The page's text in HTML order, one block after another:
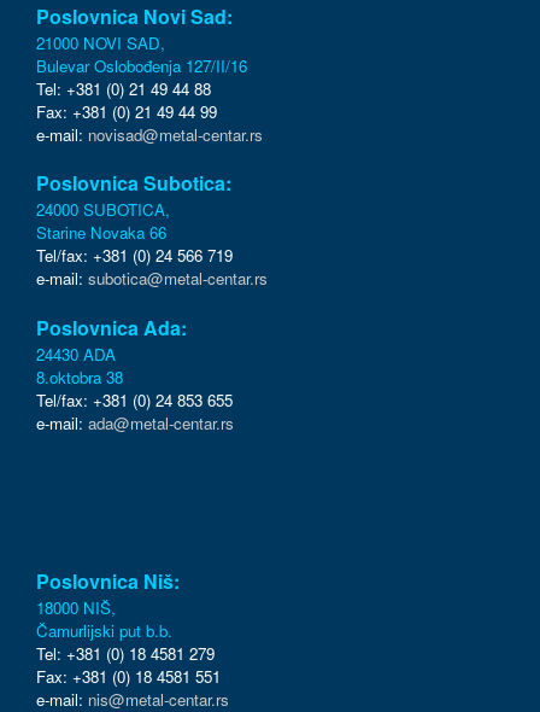
Poslovnica Novi Sad:
21000 NOVI SAD,
Bulevar Oslobođenja 127/II/16
Tel: +381 (0) 21 49 44 88
Fax: +381 (0) 21 49 44 99
e-mail: novisad@metal-centar.rs
Poslovnica Subotica:
24000 SUBOTICA,
Starine Novaka 66
Tel/fax: +381 (0) 24 566 719
e-mail: subotica@metal-centar.rs
Poslovnica Ada:
24430 ADA
8.oktobra 38
Tel/fax: +381 (0) 24 853 655
e-mail: ada@metal-centar.rs
Poslovnica Niš:
18000 NIŠ,
Čamurlijski put b.b.
Tel: +381 (0) 18 4581 279
Fax: +381 (0) 18 4581 551
e-mail: nis@metal-centar.rs